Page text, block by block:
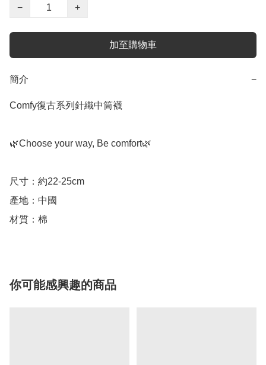
−
+
加至購物車
簡介 −
Comfy復古系列針織中筒襪
🌿Choose your way, Be comfort🌿
尺寸：約22-25cm
產地：中國
材質：棉
你可能感興趣的商品